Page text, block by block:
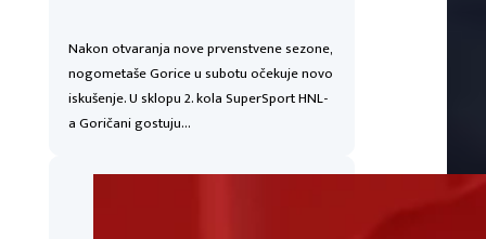
Nakon otvaranja nove prvenstvene sezone,
nogometaše Gorice u subotu očekuje novo
iskušenje. U sklopu 2. kola SuperSport HNL-
a Goričani gostuju…